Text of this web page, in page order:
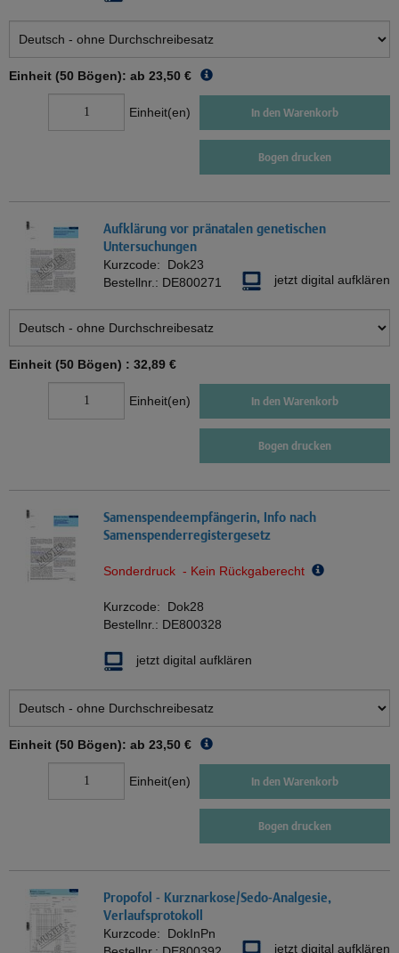
Einheit (50 Bögen): ab 23,50 €
Einheit(en) In den Warenkorb
Bogen drucken
Aufklärung vor pränatalen genetischen
Untersuchungen
Kurzcode: Dok23
Bestellnr.: DE800271 jetzt digital aufklären
Einheit (50 Bögen) : 32,89 €
Einheit(en) In den Warenkorb
Bogen drucken
Samenspendeempfängerin, Info nach
Samenspenderregistergesetz
Sonderdruck - Kein Rückgaberecht
Kurzcode: Dok28
Bestellnr.: DE800328
jetzt digital aufklären
Einheit (50 Bögen): ab 23,50 €
Einheit(en) In den Warenkorb
Bogen drucken
Propofol - Kurznarkose/Sedo-Analgesie,
Verlaufsprotokoll
Kurzcode: DokInPn
jetzt digital aufklären